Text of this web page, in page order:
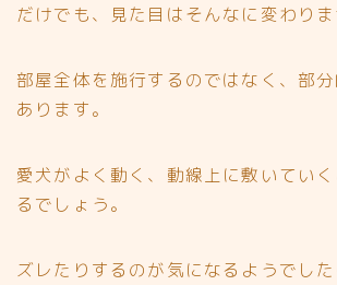
だけでも、見た目はそんなに変わりま
部屋全体を施行するのではなく、部
あります。
愛犬がよく動く、 動線上に敷いてい
るでしょう。
ズレたりするのが気になるようでし